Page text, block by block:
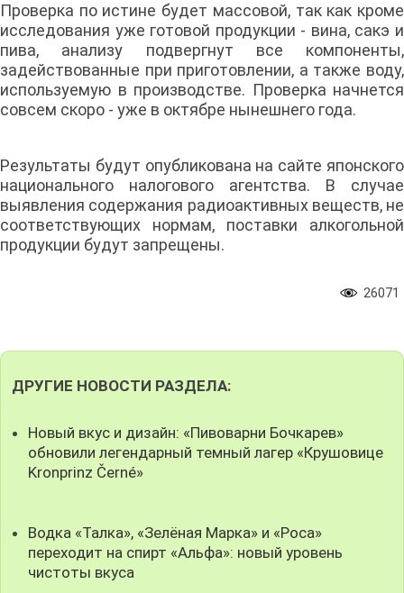
Проверка по истине будет массовой, так как кроме
исследования уже готовой продукции - вина, сакэ и
пива, анализу подвергнут все компоненты,
задействованные при приготовлении, а также воду,
используемую в производстве. Проверка начнется
совсем скоро - уже в октябре нынешнего года.
Результаты будут опубликована на сайте японского
национального налогового агентства. В случае
выявления содержания радиоактивных веществ, не
соответствующих нормам, поставки алкогольной
продукции будут запрещены.
26071
ДРУГИЕ НОВОСТИ РАЗДЕЛА:
Новый вкус и дизайн: «Пивоварни Бочкарев»
обновили легендарный темный лагер «Крушовице
Kronprinz Černé»
Водка «Талка», «Зелёная Марка» и «Роса»
переходит на спирт «Альфа»: новый уровень
чистоты вкуса